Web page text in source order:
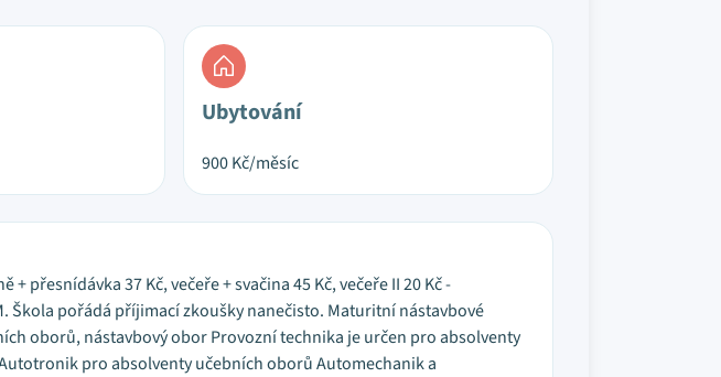
Ubytování
900Kč/měsíc
+ přesnídávka 37 Kč, večeře + svačina 45 Kč, večeře II 20 Kč -
Škola pořádá příjimací zkoušky nanečisto. Maturitní nástavbové
oborů, nástavbový obor Provozní technika je určen pro absolventy
pro absolventy učebních oborů Automechanik a